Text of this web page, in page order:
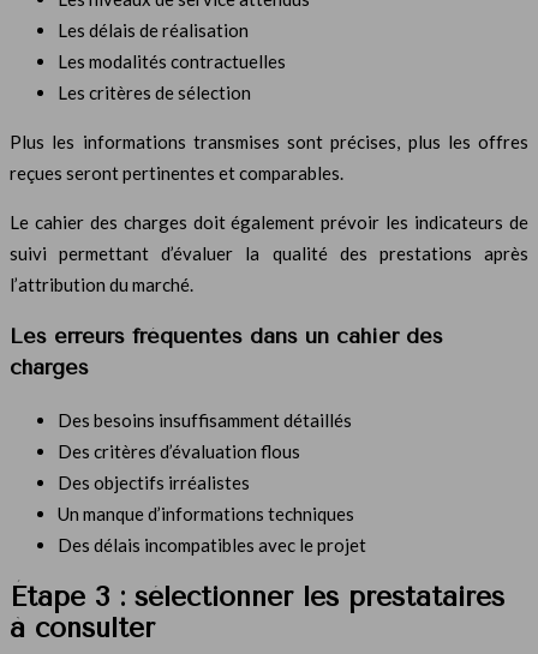
Les délais de réalisation
Les modalités contractuelles
Les critères de sélection
Plus les informations transmises sont précises, plus les offres
reçues seront pertinentes et comparables.
Le cahier des charges doit également prévoir les indicateurs de
suivi permettant d’évaluer la qualité des prestations après
l’attribution du marché.
Les erreurs fréquentes dans un cahier des
charges
Des besoins insuffisamment détaillés
Des critères d’évaluation flous
Des objectifs irréalistes
Un manque d’informations techniques
Des délais incompatibles avec le projet
Étape 3 : sélectionner les prestataires
à consulter